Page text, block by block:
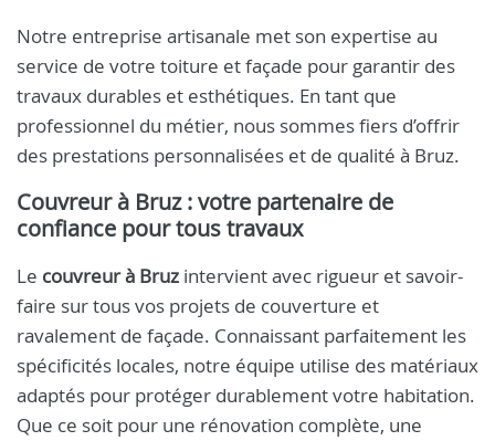
Notre entreprise artisanale met son expertise au
service de votre toiture et façade pour garantir des
travaux durables et esthétiques. En tant que
professionnel du métier, nous sommes fiers d’offrir
des prestations personnalisées et de qualité à Bruz.
Couvreur à Bruz: votre partenaire de
confiance pour tous travaux
Le couvreur à Bruz intervient avec rigueur et savoir-
faire sur tous vos projets de couverture et
ravalement de façade. Connaissant parfaitement les
spécificités locales, notre équipe utilise des matériaux
adaptés pour protéger durablement votre habitation.
Que ce soit pour une rénovation complète, une